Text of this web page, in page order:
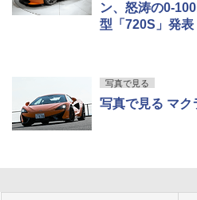
ン、怒涛の0-
型「720S」発表
写真で見る
写真で見る マク